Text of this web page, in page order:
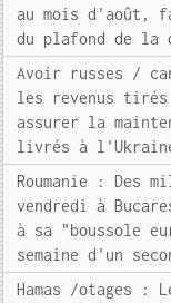
au mois d'août,
du plafond de la
Avoir russes /
les revenus tirés
assurer la
livrés à
Roumanie : Des
vendredi à
à sa "boussole
semaine d'un
Hamas /otages :